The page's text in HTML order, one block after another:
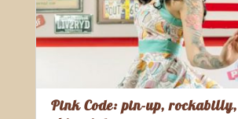
Pink Code: pin-up,